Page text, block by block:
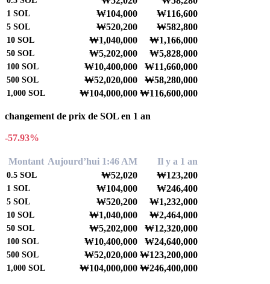
1 SOL ₩104,000 ₩116,600
5 SOL ₩520,200 ₩582,800
10 SOL ₩1,040,000 ₩1,166,000
50 SOL ₩5,202,000 ₩5,828,000
100 SOL ₩10,400,000 ₩11,660,000
500 SOL ₩52,020,000 ₩58,280,000
1,000 SOL ₩104,000,000 ₩116,600,000
changement de prix de SOL en 1 an
-57.93%
Montant Aujourd’hui 1:46 AM Il y a 1 an
0.5 SOL ₩52,020 ₩123,200
1 SOL ₩104,000 ₩246,400
5 SOL ₩520,200 ₩1,232,000
10 SOL ₩1,040,000 ₩2,464,000
50 SOL ₩5,202,000 ₩12,320,000
100 SOL ₩10,400,000 ₩24,640,000
500 SOL ₩52,020,000 ₩123,200,000
1,000 SOL ₩104,000,000 ₩246,400,000